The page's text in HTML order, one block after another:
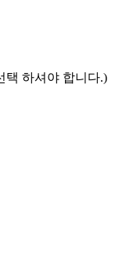
택 하셔야 합니다.)